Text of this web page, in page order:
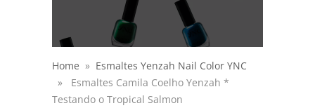
Home » Esmaltes Yenzah Nail Color YNC
» Esmaltes Camila Coelho Yenzah *
Testando o Tropical Salmon